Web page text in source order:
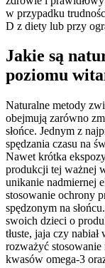
w przypadku
D z diety lub przy
Jakie są
poziomu
Naturalne metody
obejmują zarówno
słońce. Jednym z
spędzania czasu na
Nawet krótka
produkcji tej ważnej
unikanie nadmiernej
stosowanie ochrony
spędzonym na
swoich dzieci o
tłuste, jaja czy
rozważyć
kwasów omega-3